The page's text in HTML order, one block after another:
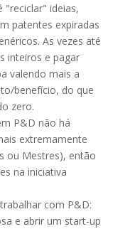
"reciclar" ideias,
patentes expiradas
As vezes até
inteiros e pagar
valendo mais a
benefício, do que
zero.
P&D não há
extremamente
ou Mestres), então
na iniciativa
com P&D:
e abrir um start-up